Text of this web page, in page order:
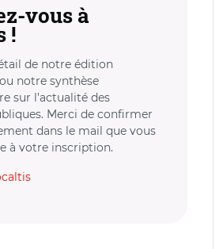
vous à
!
de notre édition
notre synthèse
sur l’actualité des
Merci de confirmer
dans le mail que vous
à votre inscription.